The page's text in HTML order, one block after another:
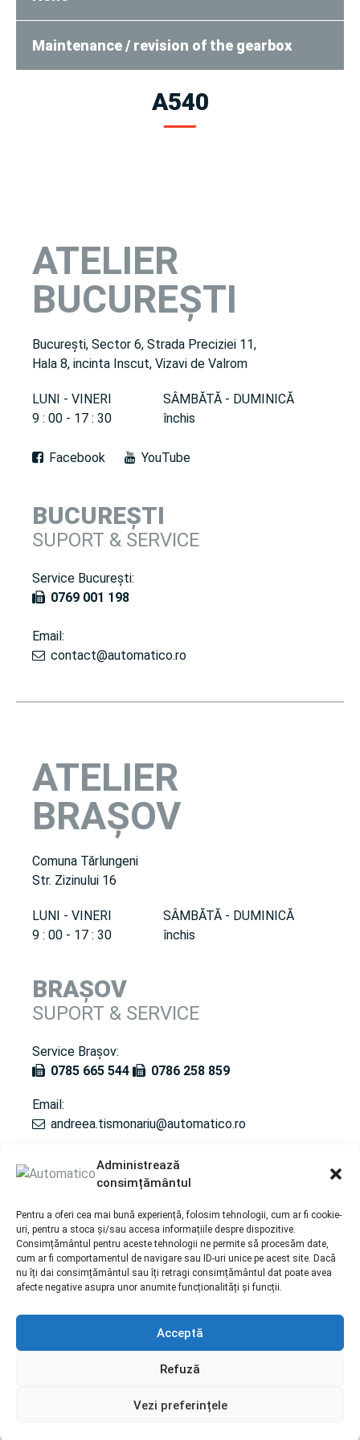
Administrează
consimțământul
Pentru a oferi cea mai bună experiență, folosim tehnologii, cum ar fi cookie-
uri, pentru a stoca și/sau accesa informațiile despre dispozitive.
Consimțământul pentru aceste tehnologii ne permite să procesăm date,
cum ar fi comportamentul de navigare sau ID-uri unice pe acest site. Dacă
nu îți dai consimțământul sau îți retragi consimțământul dat poate avea
afecte negative asupra unor anumite funcționalități și funcții.
Acceptă
Refuză
Vezi preferințele
Maintenance / revision of the gearbox
A540
ATELIER
BUCUREȘTI
București, Sector 6, Strada Preciziei 11,
Hala 8, incinta Inscut, Vizavi de Valrom
LUNI - VINERI
9 : 00 - 17 : 30
SÂMBĂTĂ - DUMINICĂ
închis
Facebook YouTube
BUCUREȘTI
SUPORT & SERVICE
Service București:
0769 001 198
Email:
contact@automatico.ro
ATELIER
BRAȘOV
Comuna Tărlungeni
Str. Zizinului 16
LUNI - VINERI
9 : 00 - 17 : 30
SÂMBĂTĂ - DUMINICĂ
închis
BRAȘOV
SUPORT & SERVICE
Service Brașov:
0785 665 544
0786 258 859
Email:
andreea.tismonariu@automatico.ro
SERVICII
Repairs/ Reconditioning to the automatic gearbox
Maintenance / Revision for gearbox
Reconditionare cutii de transfer
Prelucrarea datelor cu caracter
Copyright © 2026 automatico.ro All rights reserved. |